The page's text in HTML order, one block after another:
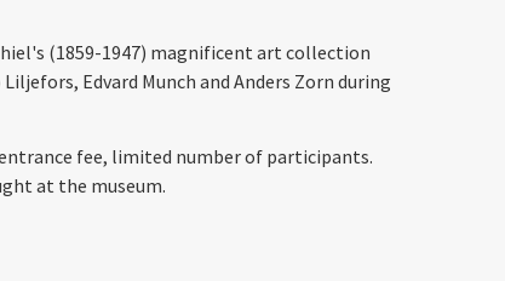
(1859-1947) magnificent art collection
Edvard Munch and Anders Zorn during
fee, limited number of participants.
at the museum.